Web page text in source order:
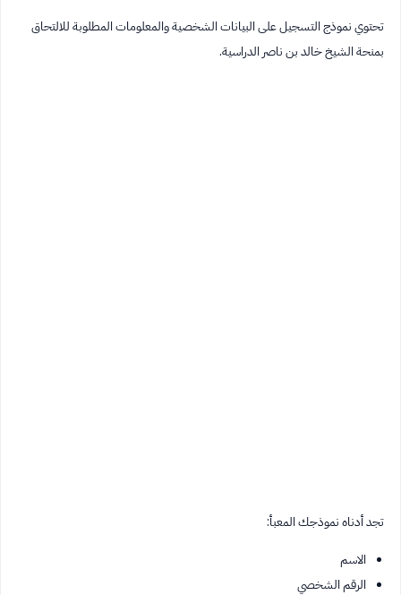
تحتوي نموذج التسجيل على البيانات الشخصية والمعلومات المطلوبة للالتحاق
بمنحة الشيخ خالد بن ناصر الدراسية.
تجد أدناه نموذجك المعبأ:
الاسم
الرقم الشخصي